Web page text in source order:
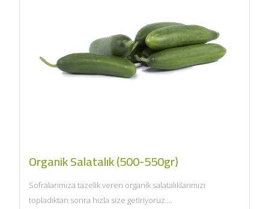
Organik Salatalık (500-550gr)
Sofralarımıza tazelik veren organik salatalıklarımızı
topladıktan sonra hızla size getiriyoruz....